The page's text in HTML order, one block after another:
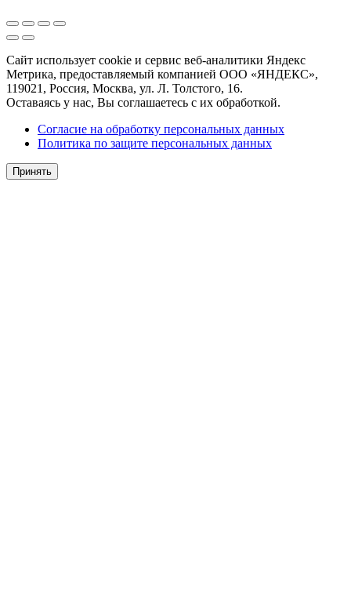
Сайт использует cookie и сервис веб-аналитики Яндекс
Метрика, предоставляемый компанией ООО «ЯНДЕКС»,
119021, Россия, Москва, ул. Л. Толстого, 16.
Оставаясь у нас, Вы соглашаетесь с их обработкой.
Согласие на обработку персональных данных
Политика по защите персональных данных
Принять